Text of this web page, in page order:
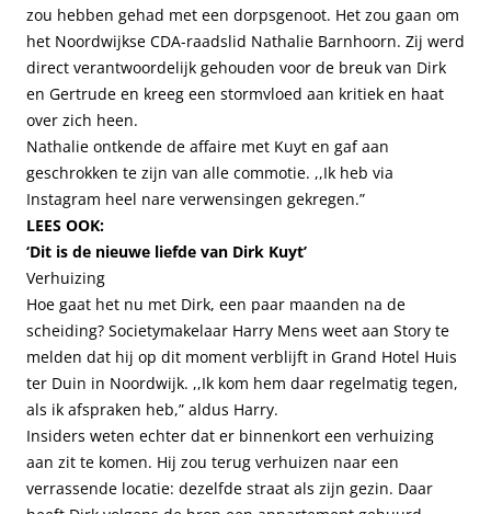
zou hebben gehad met een dorpsgenoot. Het zou gaan om
het Noordwijkse CDA-raadslid Nathalie Barnhoorn. Zij werd
direct verantwoordelijk gehouden voor de breuk van Dirk
en Gertrude en kreeg een stormvloed aan kritiek en haat
over zich heen.
Nathalie ontkende de affaire met Kuyt en gaf aan
geschrokken te zijn van alle commotie. ,,Ik heb via
Instagram heel nare verwensingen gekregen.”
LEES OOK:
‘Dit is de nieuwe liefde van Dirk Kuyt’
Verhuizing
Hoe gaat het nu met Dirk, een paar maanden na de
scheiding? Societymakelaar Harry Mens weet aan Story te
melden dat hij op dit moment verblijft in Grand Hotel Huis
ter Duin in Noordwijk. ,,Ik kom hem daar regelmatig tegen,
als ik afspraken heb,” aldus Harry.
Insiders weten echter dat er binnenkort een verhuizing
aan zit te komen. Hij zou terug verhuizen naar een
verrassende locatie: dezelfde straat als zijn gezin. Daar